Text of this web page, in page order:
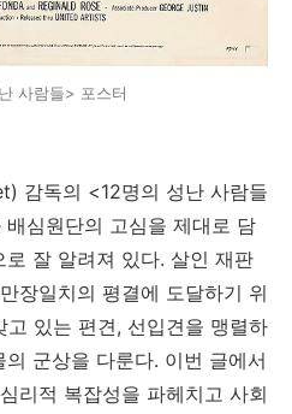
사람들> 포스터
감독의 <12명의 성난 사람들
심원단의 고심을 제대로 담
잘 알려져 있다. 살인 재판
장일치의 평결에 도달하기 위
있는 편견, 선입견을 맹렬하
군상을 다룬다. 이번 글에서
리적 복잡성을 파헤치고 사회